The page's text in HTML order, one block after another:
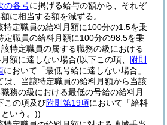
の各号に掲げる給与の額から、それぞ
に相当する額を減ずる。
定職員の給料月額に100分の1.5を乗
定職員の給料月額に100分の98.5を乗
特定職員の属する職務の級における
額に達しない場合(以下この項、
附則
において「最低号給に達しない場合」
は、当該特定職員の給料月額から当該
務の級における最低の号給の給料月
この項及び附則第19項において「給料
いう。))